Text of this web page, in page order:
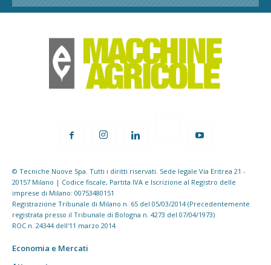
© Tecniche Nuove Spa. Tutti i diritti riservati. Sede legale Via Eritrea 21 -
20157 Milano | Codice fiscale, Partita IVA e Iscrizione al Registro delle
imprese di Milano: 00753480151
Registrazione Tribunale di Milano n. 65 del 05/03/2014 (Precedentemente
registrata presso il Tribunale di Bologna n. 4273 del 07/04/1973)
ROC n. 24344 dell'11 marzo 2014
Economia e Mercati